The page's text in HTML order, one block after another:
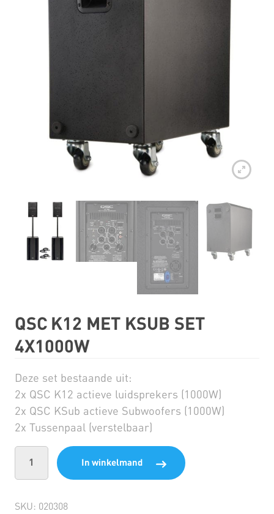
QSC K12 MET KSUB SET
4X1000W
Deze set bestaande uit:
2x QSC K12 actieve luidsprekers (1000W)
2x QSC KSub actieve Subwoofers (1000W)
2x Tussenpaal (verstelbaar)
In winkelmand
SKU: 020308